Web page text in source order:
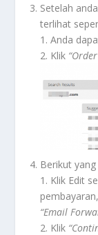
Setelah
terlihat
1. Anda
2. Klik
Berikut
1. Klik Edit
“Email
2. Klik